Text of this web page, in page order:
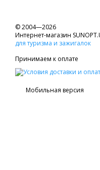
© 2004—2026
Интернет-магазин
для туризма и зажигалок
Принимаем к оплате
Мобильная версия